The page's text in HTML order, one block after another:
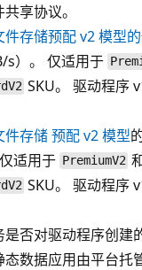
享协议。
存储预配 v2 模型的
s）。 仅适用于
SKU。 驱动程序
存储 预配 v2 模型
适用于 PremiumV2
SKU。 驱动程序
是否对驱动程序创建
态数据应用由平台托